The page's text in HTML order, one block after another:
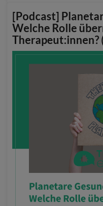
[Podcast]
Welche Rolle
Therapeut:innen?